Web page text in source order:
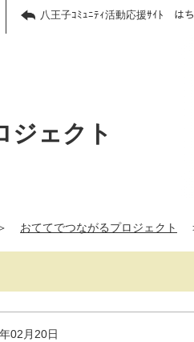
八王子ｺﾐｭﾆﾃｨ活動応援ｻｲﾄ は
ジェクト
おててでつながるプロジェクト
02月20日